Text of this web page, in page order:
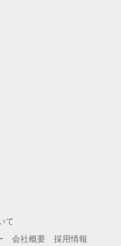
て
会社概要
採用情報